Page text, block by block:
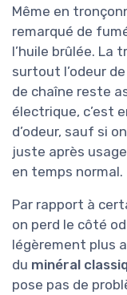
Même en
remarqué de
l’huile brûlée. La
surtout l’odeur
de chaîne reste
électrique, c’est
d’odeur, sauf si
juste après
en temps normal.
Par rapport à
on perd le côté
légèrement plus
du minéral
pose pas de